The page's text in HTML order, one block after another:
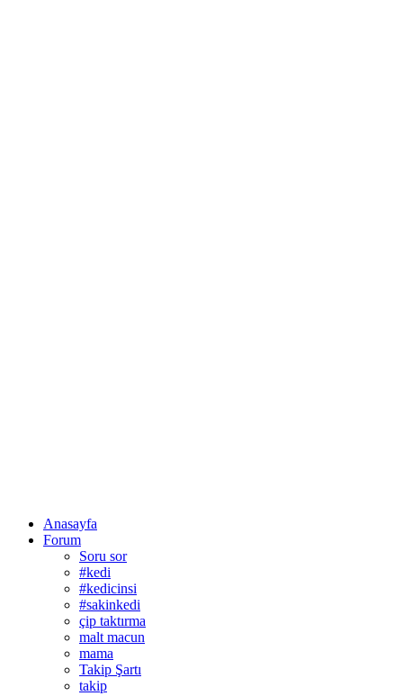
Anasayfa
Forum
Soru sor
#kedi
#kedicinsi
#sakinkedi
çip taktırma
malt macun
mama
Takip Şartı
takip